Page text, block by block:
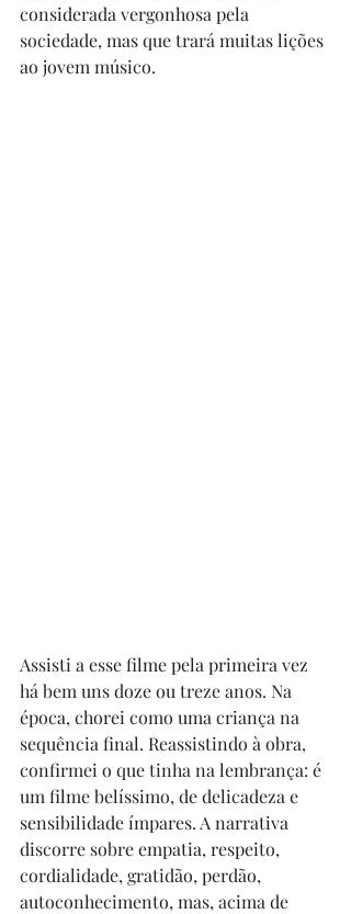
considerada vergonhosa pela
sociedade, mas que trará muitas lições
ao jovem músico.
Assisti a esse filme pela primeira vez
há bem uns doze ou treze anos. Na
época, chorei como uma criança na
sequência final. Reassistindo à obra,
confirmei o que tinha na lembrança: é
um filme belíssimo, de delicadeza e
sensibilidade ímpares. A narrativa
discorre sobre empatia, respeito,
cordialidade, gratidão, perdão,
autoconhecimento, mas, acima de